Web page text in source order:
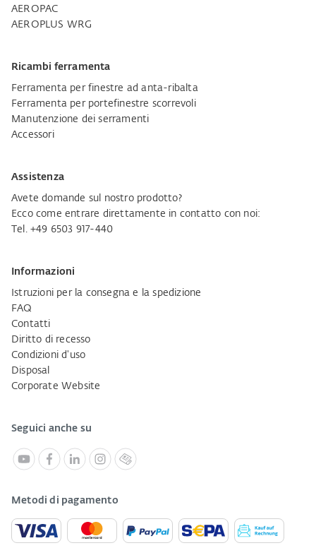
AEROPAC
AEROPLUS WRG
Ricambi ferramenta
Ferramenta per finestre ad anta-ribalta
Ferramenta per portefinestre scorrevoli
Manutenzione dei serramenti
Accessori
Assistenza
Avete domande sul nostro prodotto?
Ecco come entrare direttamente in contatto con noi:
Tel. +49 6503 917-440
Informazioni
Istruzioni per la consegna e la spedizione
FAQ
Contatti
Diritto di recesso
Condizioni d'uso
Disposal
Corporate Website
Seguici anche su
Metodi di pagamento